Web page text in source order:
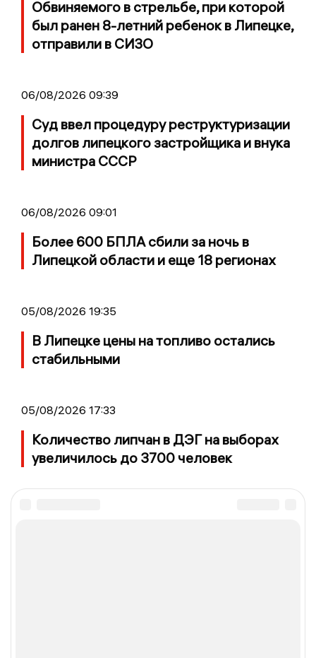
Обвиняемого в стрельбе, при которой
был ранен 8-летний ребенок в Липецке,
отправили в СИЗО
06/08/2026 09:39
Суд ввел процедуру реструктуризации
долгов липецкого застройщика и внука
министра СССР
06/08/2026 09:01
Более 600 БПЛА сбили за ночь в
Липецкой области и еще 18 регионах
05/08/2026 19:35
В Липецке цены на топливо остались
стабильными
05/08/2026 17:33
Количество липчан в ДЭГ на выборах
увеличилось до 3700 человек